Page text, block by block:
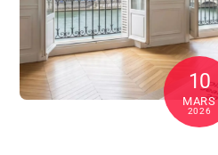
10
MARS
2026